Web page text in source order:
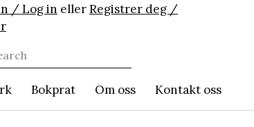
/ Log in ellerRegistrer deg /
Bokprat Om oss Kontakt oss